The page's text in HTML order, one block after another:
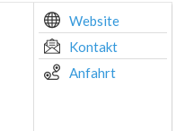
Website
Kontakt
Anfahrt